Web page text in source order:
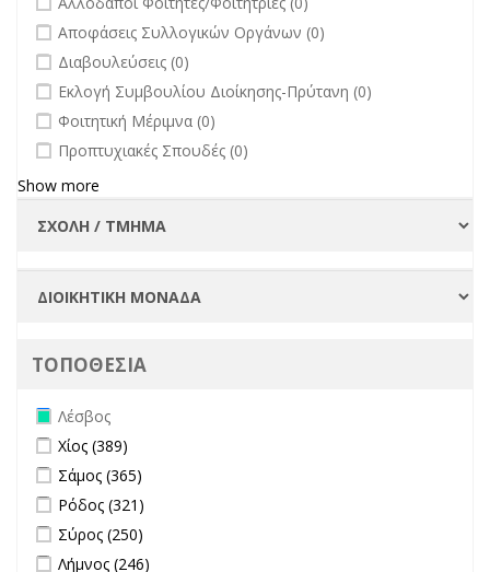
undefined
Αποφάσεις Συλλογικών Οργάνων (0)
undefined
Διαβουλεύσεις (0)
undefined
Εκλογή Συμβουλίου Διοίκησης-Πρύτανη (0)
undefined
Φοιτητική Μέριμνα (0)
undefined
Προπτυχιακές Σπουδές (0)
Show more
ΤΟΠΟΘΕΣΙΑ
Remove Λέσβος filter
Λέσβος
Apply Χίος filter
Χίος (389)
Apply Σάμος filter
Σάμος (365)
Apply Ρόδος filter
Ρόδος (321)
Apply Σύρος filter
Σύρος (250)
Apply Λήμνος filter
Λήμνος (246)